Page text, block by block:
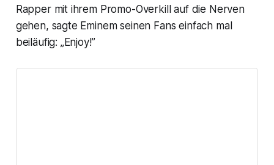
Rapper mit ihrem Promo-Overkill auf die Nerven
gehen, sagte Eminem seinen Fans einfach mal
beiläufig: „Enjoy!”